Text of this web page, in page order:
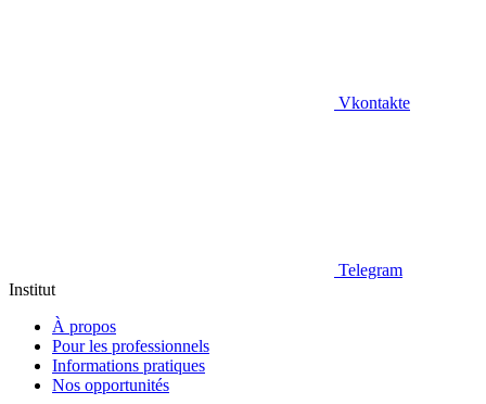
Vkontakte
Telegram
Institut
À propos
Pour les professionnels
Informations pratiques
Nos opportunités